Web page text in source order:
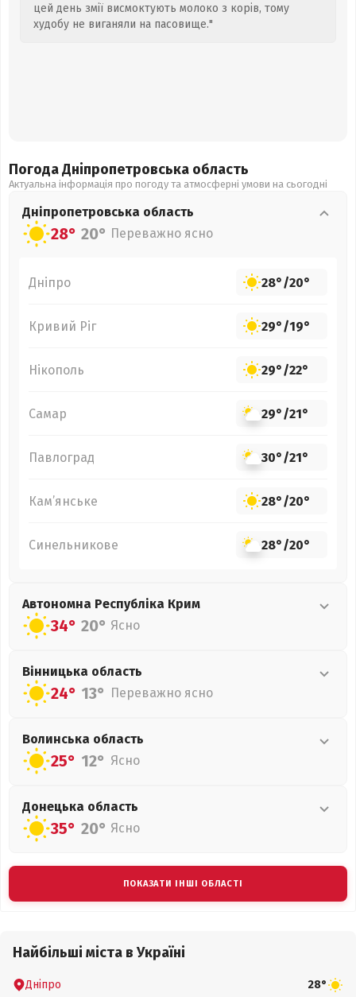
цей день змії висмоктують молоко з корів, тому
худобу не виганяли на пасовище."
Погода Дніпропетровська область
Актуальна інформація про погоду та атмосферні умови на сьогодні
Дніпропетровська область
28° 20° Переважно ясно
Дніпро 28°/20°
Кривий Ріг 29°/19°
Нікополь 29°/22°
Самар 29°/21°
Павлоград 30°/21°
Кам’янське 28°/20°
Синельникове 28°/20°
Автономна Республіка Крим
34° 20° Ясно
Вінницька область
24° 13° Переважно ясно
Волинська область
25° 12° Ясно
Донецька область
35° 20° Ясно
ПОКАЗАТИ ІНШІ ОБЛАСТІ
Найбільші міста в Україні
Дніпро 28°